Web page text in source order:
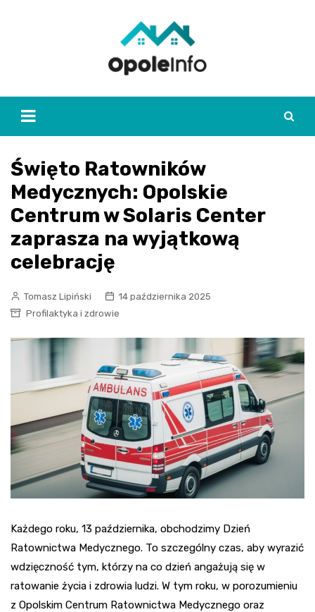
Święto Ratowników
Medycznych: Opolskie
Centrum w Solaris Center
zaprasza na wyjątkową
celebrację
Tomasz Lipiński
14 października 2025
Profilaktyka i zdrowie
Każdego roku, 13 października, obchodzimy Dzień
Ratownictwa Medycznego. To szczególny czas, aby wyrazić
wdzięczność tym, którzy na co dzień angażują się w
ratowanie życia i zdrowia ludzi. W tym roku, w porozumieniu
z Opolskim Centrum Ratownictwa Medycznego oraz